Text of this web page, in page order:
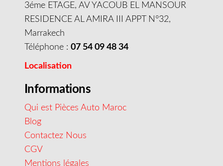
3éme ETAGE, AV YACOUB EL MANSOUR
RESIDENCE AL AMIRA III APPT N°32,
Marrakech
Téléphone : 07 54 09 48 34
Localisation
Informations
Qui est Pièces Auto Maroc
Blog
Contactez Nous
CGV
Mentions légales